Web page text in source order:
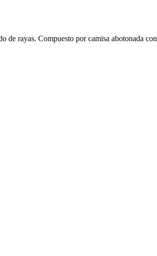
de rayas. Compuesto por camisa abotonada